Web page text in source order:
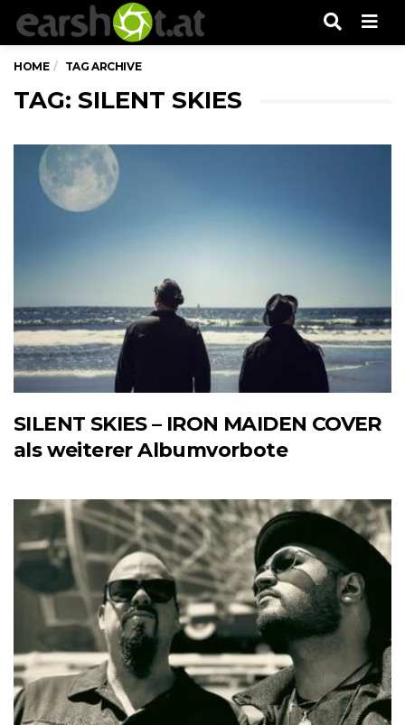
HOME TAG ARCHIVE
TAG: SILENT SKIES
SILENT SKIES – IRON MAIDEN COVER
als weiterer Albumvorbote